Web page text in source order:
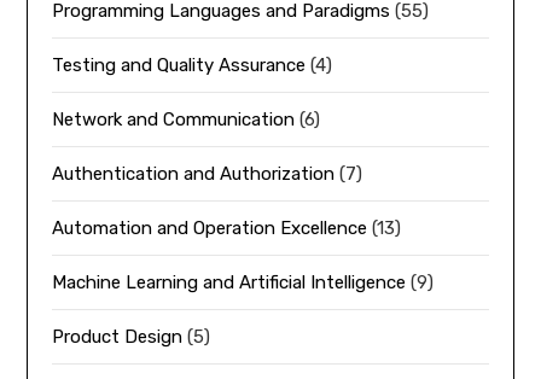
Programming Languages and Paradigms (55)
Testing and Quality Assurance (4)
Network and Communication (6)
Authentication and Authorization (7)
Automation and Operation Excellence (13)
Machine Learning and Artificial Intelligence (9)
Product Design (5)